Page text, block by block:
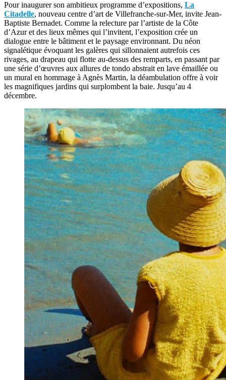
Pour inaugurer son ambitieux programme d’expositions, La
Citadelle, nouveau centre d’art de Villefranche-sur-Mer, invite Jean-
Baptiste Bernadet. Comme la relecture par l’artiste de la Côte
d’Azur et des lieux mêmes qui l’invitent, l’exposition crée un
dialogue entre le bâtiment et le paysage environnant. Du néon
signalétique évoquant les galères qui sillonnaient autrefois ces
rivages, au drapeau qui flotte au-dessus des remparts, en passant par
une série d’œuvres aux allures de tondo abstrait en lave émaillée ou
un mural en hommage à Agnès Martin, la déambulation offre à voir
les magnifiques jardins qui surplombent la baie. Jusqu’au 4
décembre.